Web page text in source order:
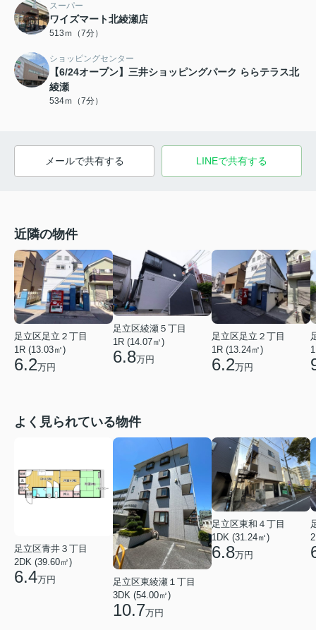
スーパー
ワイズマート北綾瀬店
513ｍ（7分）
ショッピングセンター
【6/24オープン】三井ショッピングパーク ららテラス北
綾瀬
534ｍ（7分）
メールで共有する LINEで共有する
近隣の物件
足立区足立２丁目
1R (13.03㎡)
6.2万円
足立区綾瀬５丁目
1R (14.07㎡)
6.8万円
足立区足立２丁目
1R (13.24㎡)
6.2万円
よく見られている物件
足立区青井３丁目
2DK (39.60㎡)
6.4万円
足立区東綾瀬１丁目
3DK (54.00㎡)
10.7万円
足立区東和４丁目
1DK (31.24㎡)
6.8万円